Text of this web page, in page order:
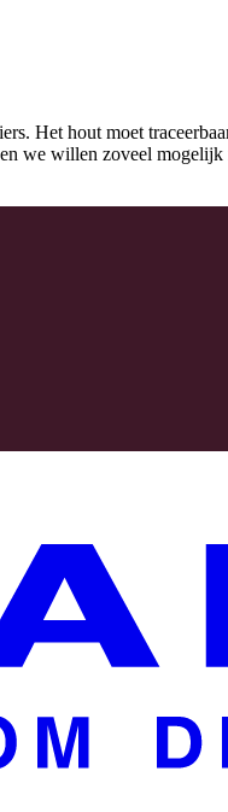
Het hout moet
we willen zoveel